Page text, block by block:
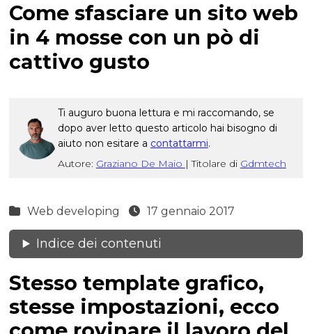
Come sfasciare un sito web
in 4 mosse con un pò di
cattivo gusto
Ti auguro buona lettura e mi raccomando, se
dopo aver letto questo articolo hai bisogno di
aiuto non esitare a contattarmi.
Autore: Graziano De Maio | Titolare di Gdmtech
Web developing 17 gennaio 2017
Indice dei contenuti
Stesso template grafico,
stesse impostazioni, ecco